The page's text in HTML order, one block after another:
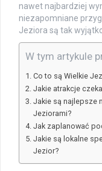
nawet najbardziej
niezapomniane
Jeziora są tak
W tym artykule
Co to są Wielkie
Jakie atrakcje
Jakie są najlepsze
Jeziorami?
Jak zaplanować
Jakie są lokalne
Jezior?